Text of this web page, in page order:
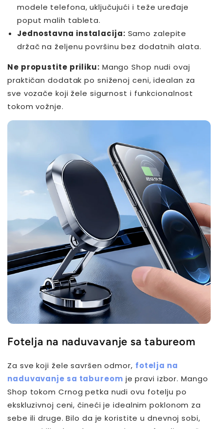
modele telefona, uključujući i teže uređaje
poput malih tableta.
Jednostavna instalacija: Samo zalepite
držač na željenu površinu bez dodatnih alata.
Ne propustite priliku: Mango Shop nudi ovaj
praktičan dodatak po sniženoj ceni, idealan za
sve vozače koji žele sigurnost i funkcionalnost
tokom vožnje.
Fotelja na naduvavanje sa tabureom
Za sve koji žele savršen odmor, fotelja na
naduvavanje sa tabureom je pravi izbor. Mango
Shop tokom Crnog petka nudi ovu fotelju po
ekskluzivnoj ceni, čineći je idealnim poklonom za
sebe ili druge. Bilo da je koristite u dnevnoj sobi,